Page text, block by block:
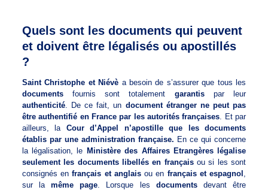
Quels sont les documents qui peuvent
et doivent être légalisés ou apostillés
?
Saint Christophe et Niévè a besoin de s’assurer que tous les
documentsfournis sont totalement garantispar leur
authenticité. De ce fait, un document étranger ne peut pas
être authentifié en France par les autorités françaises . Et par
ailleurs, la Cour d’Appel n’apostille que les documents
établis par une administration française. En ce qui concerne
la légalisation, le Ministère des Affaires Etrangères légalise
seulement les documents libellés en françaisou si les sont
consignés enfrançais et anglaisou en français et espagnol
sur lamême page . Lorsque les documentsdevant être